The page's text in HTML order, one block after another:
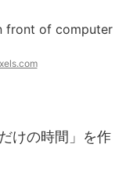
けの時間」を作